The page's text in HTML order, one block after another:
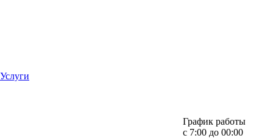
Услуги
График работы
с 7:00 до 00:00